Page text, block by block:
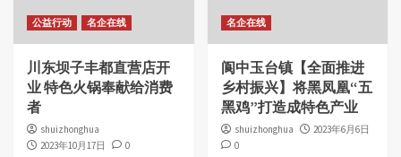
公益行动 名企在线
川东坝子丰都直营店开
业 特色火锅奉献给消费
者
shuizhonghua
2023年10月17日
0
名企在线
阆中玉台镇【全面推进
乡村振兴】将黑凤凰“五
黑鸡”打造成特色产业
shuizhonghua
2023年6月6日
0